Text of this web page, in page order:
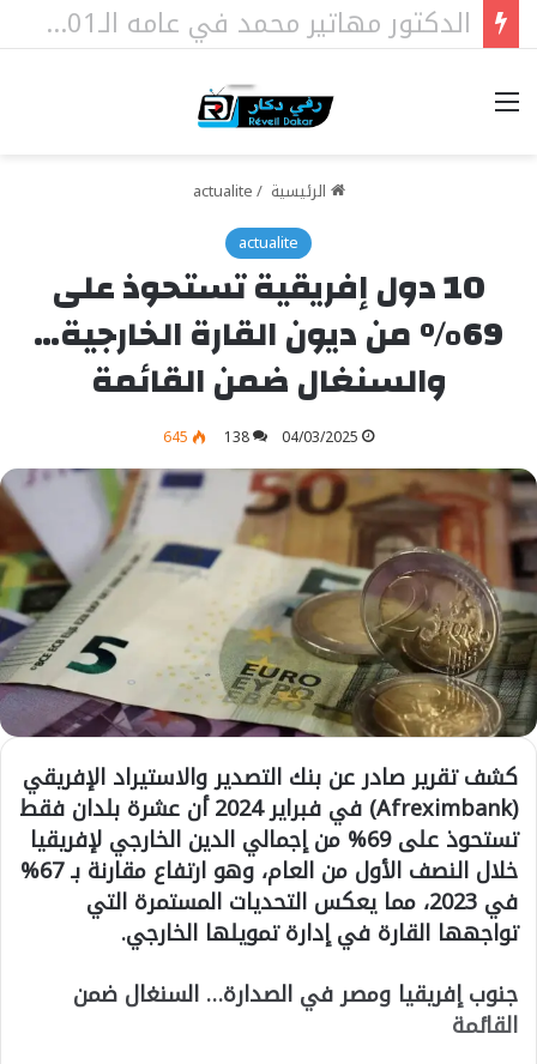
تيواوون : اللجنة العلمية للمولد النبوي تكشف الموضوع الرئيسي هذا العام
خيارات
الرئيسية /
actualite
actualite
10 دول إفريقية تستحوذ على
69% من ديون القارة الخارجية…
والسنغال ضمن القائمة
04/03/2025
138
645
كشف تقرير صادر عن بنك التصدير والاستيراد الإفريقي
(Afreximbank) في فبراير 2024 أن عشرة بلدان فقط
تستحوذ على 69% من إجمالي الدين الخارجي لإفريقيا
خلال النصف الأول من العام، وهو ارتفاع مقارنة بـ 67%
في 2023، مما يعكس التحديات المستمرة التي
تواجهها القارة في إدارة تمويلها الخارجي.
جنوب إفريقيا ومصر في الصدارة… السنغال ضمن
القائمة